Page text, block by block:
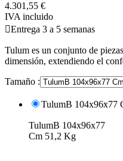
4.301,55 €
IVA incluido
Entrega 3 a 5 semanas
Tulum es un conjunto de
dimensión, extendiendo el
Tamaño :
TulumB 104x96x77
TulumB 104x96x77
Cm 51,2 Kg